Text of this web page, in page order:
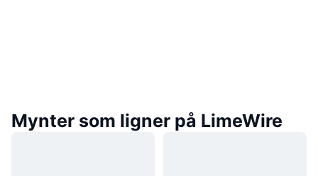
Mynter som ligner på LimeWire